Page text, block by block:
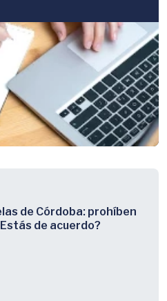
de Córdoba: prohíben
de acuerdo?